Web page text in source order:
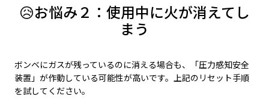
😥お悩み２：使用中に火が消えてし
まう
ボンベにガスが残っているのに消える場合も、「圧力感知安全
装置」が作動している可能性が高いです。上記のリセット手順
を試してください。